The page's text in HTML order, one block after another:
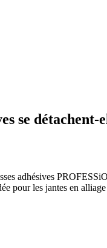
se détachent-
adhésives
pour les jantes en